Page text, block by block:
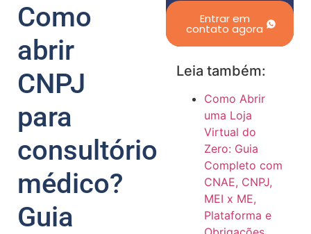
Como
abrir
CNPJ
para
consultório
médico?
Guia
Entrar em
contato agora
Leia também:
Como Abrir
uma Loja
Virtual do
Zero: Guia
Completo com
CNAE, CNPJ,
MEI x ME,
Plataforma e